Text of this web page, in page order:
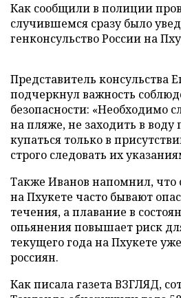
Как сообщили в полиции
случившемся сразу было
генконсульство России на
Представитель консульства
подчеркнул важность
безопасности: «Необходимо
на пляже, не заходить в воду
купаться только в
строго следовать их
Также Иванов напомнил, что
на Пхукете часто бывают
течения, а плавание в
опьянения повышает риск
текущего года на Пхукете
россиян.
Как писала газета ВЗГЛЯД,